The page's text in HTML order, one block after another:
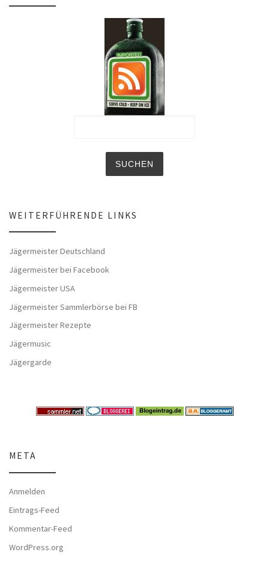
WEITERFÜHRENDE LINKS
Jägermeister Deutschland
Jägermeister bei Facebook
Jägermeister USA
Jägermeister Sammlerbörse bei FB
Jägermeister Rezepte
Jägermusic
Jägergarde
META
Anmelden
Eintrags-Feed
Kommentar-Feed
WordPress.org